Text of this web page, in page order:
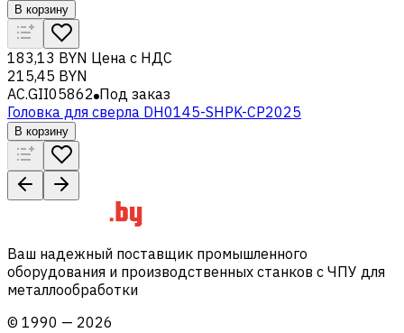
В корзину
183,13 BYN Цена с НДС
215,45 BYN
AC.GII05862 Под заказ
Головка для сверла DH0145-SHPK-CP2025
В корзину
Ваш надежный поставщик промышленного
оборудования и производственных станков с ЧПУ для
металлообработки
© 1990 — 2026